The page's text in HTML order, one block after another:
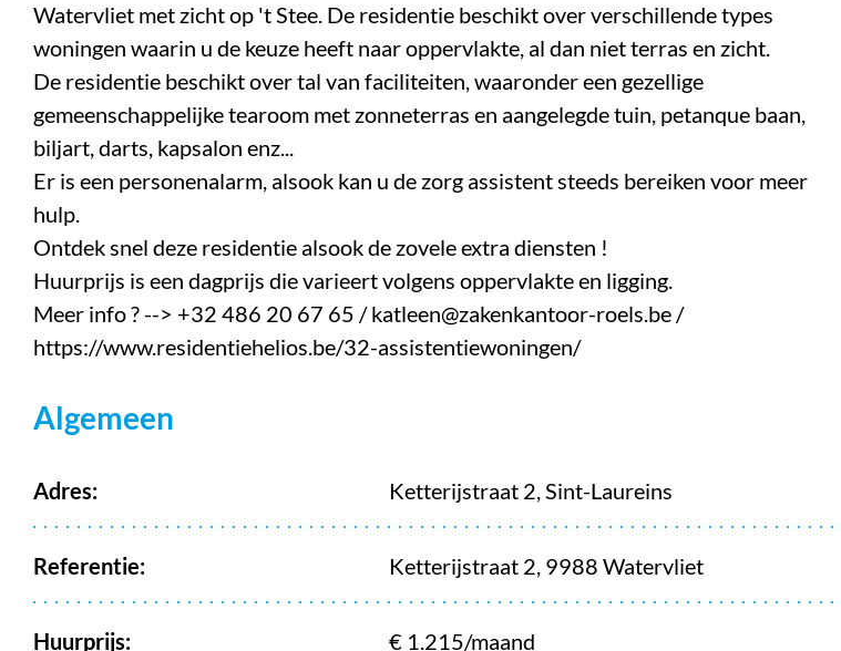
Watervliet met zicht op 't Stee. De residentie beschikt over verschillende types
woningen waarin u de keuze heeft naar oppervlakte, al dan niet terras en zicht.
De residentie beschikt over tal van faciliteiten, waaronder een gezellige
gemeenschappelijke tearoom met zonneterras en aangelegde tuin, petanque baan,
biljart, darts, kapsalon enz...
Er is een personenalarm, alsook kan u de zorg assistent steeds bereiken voor meer
hulp.
Ontdek snel deze residentie alsook de zovele extra diensten !
Huurprijs is een dagprijs die varieert volgens oppervlakte en ligging.
Meer info ? --> +32 486 20 67 65 / katleen@zakenkantoor-roels.be /
https://www.residentiehelios.be/32-assistentiewoningen/
Kenmerken
Algemeen
Adres: Ketterijstraat 2, Sint-Laureins
Referentie: Ketterijstraat 2, 9988 Watervliet
Huurprijs: € 1.215/maand